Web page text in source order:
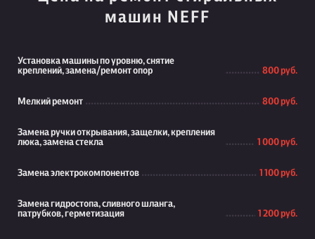
машин NEFF
Установка машины по уровню, снятие
креплений, замена/ремонт опор
800 руб.
Мелкий ремонт 800 руб.
Замена ручки открывания, защелки, крепления
люка, замена стекла
1 000 руб.
Замена электрокомпонентов 1 100 руб.
Замена гидростопа, сливного шланга,
патрубков, герметизация
1 200 руб.